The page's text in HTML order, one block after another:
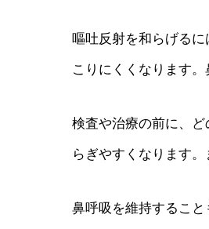
嘔吐反射を和らげる
こりにくくなります
検査や治療の前に、
らぎやすくなります
鼻呼吸を維持するこ